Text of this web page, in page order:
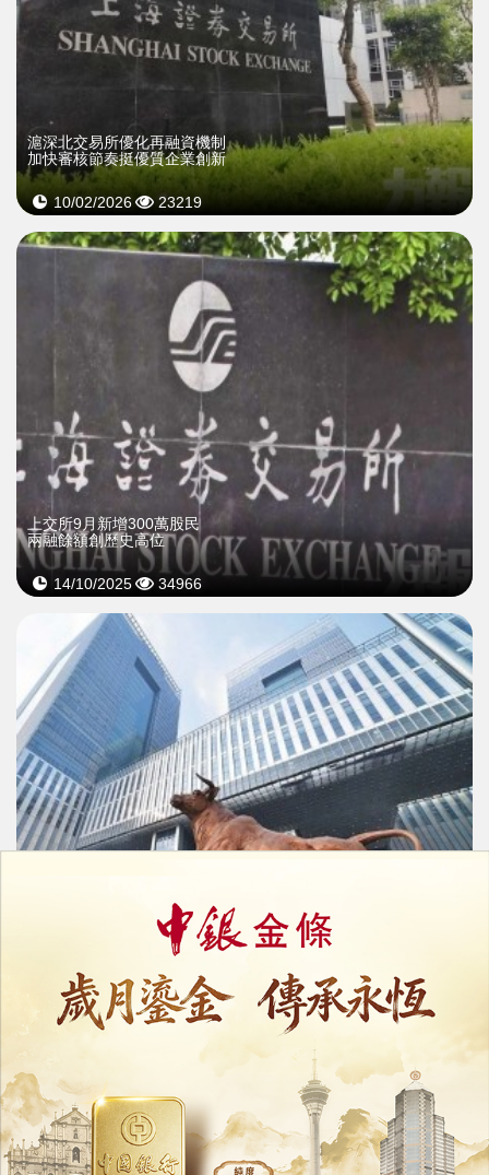
滬深北交易所優化再融資機制
加快審核節奏挺優質企業創新
10/02/2026 23219
上交所9月新增300萬股民
兩融餘額創歷史高位
14/10/2025 34966
推動高分紅公司估值提升